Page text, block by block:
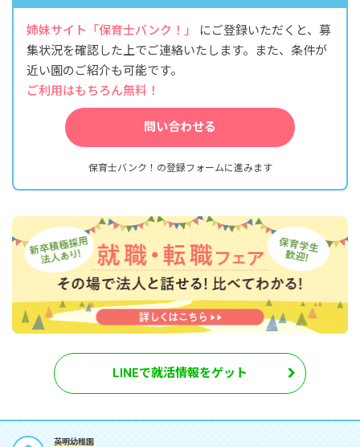
姉妹サイト「保育士バンク！」
にご登録いただくと、募
集状況を確認した上でご連絡いたします。また、条件が
近い園のご紹介も可能です。
ご利用はもちろん無料！
問い合わせる
保育士バンク！の登録フォームに進みます
LINEで就活情報をゲット
英明幼稚園